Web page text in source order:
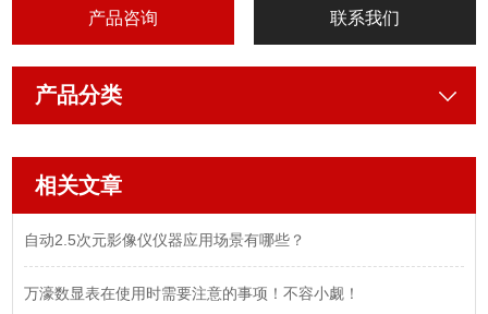
本仪器能高效率的检测各种形状复杂工件的轮廓尺寸和表
产品咨询 联系我们
产品分类
相关文章
自动2.5次元影像仪仪器应用场景有哪些？
万濠数显表在使用时需要注意的事项！不容小觑！